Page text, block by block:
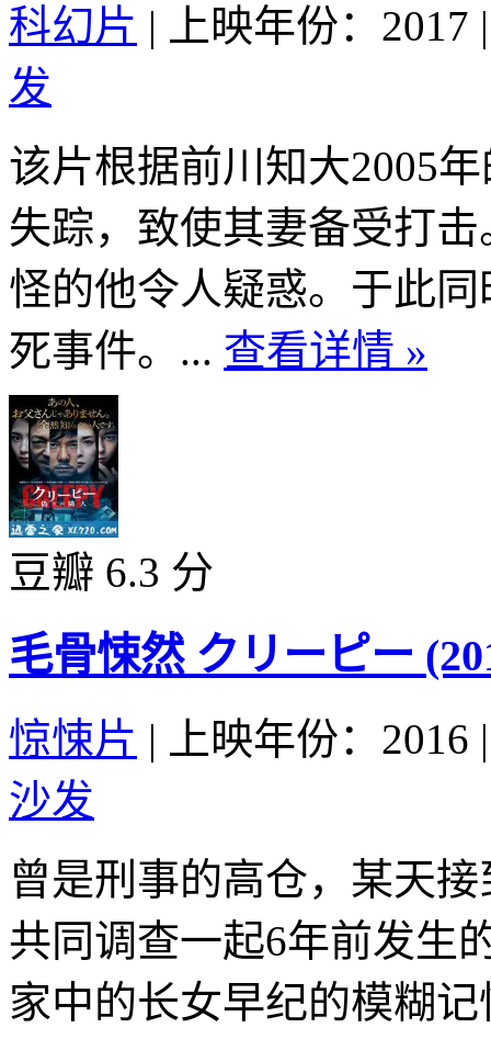
科幻片 | 上映年份：2017 |
发
该片根据前川知大2005
失踪，致使其妻备受打
怪的他令人疑惑。于此
死事件。... 查看详情 »
豆瓣 6.3 分
毛骨悚然 クリーピー
惊悚片 | 上映年份：2016 |
沙发
曾是刑事的高仓，某天
共同调查一起6年前发生
家中的长女早纪的模糊